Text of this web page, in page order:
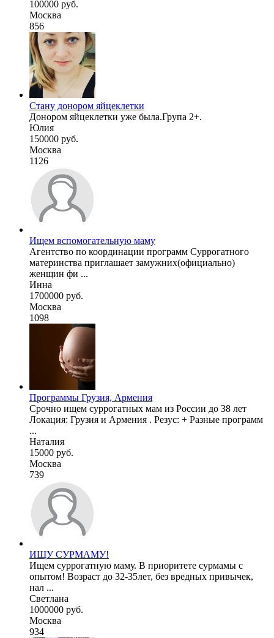
100000 руб.
Москва
856
Стану донором яйцеклетки
Донором яйцеклетки уже была.Група 2+.
Юлия
150000 руб.
Москва
1126
Ищем вспомогательную маму
Агентство по координации программ Суррогатного
материнства приглашает замужних(официально)
женщин фи ...
Инна
1700000 руб.
Москва
1098
Программы Грузия, Армения
Срочно ищем суррогатных мам из России до 38 лет
Локация: Грузия и Армения . Резус: + Разные программ
...
Наталия
15000 руб.
Москва
739
ИЩУ СУРМАМУ!
Ищем суррогатную маму. В приоритете сурмамы с
опытом! Возраст до 32-35лет, без вредных привычек,
нал ...
Светлана
1000000 руб.
Москва
934